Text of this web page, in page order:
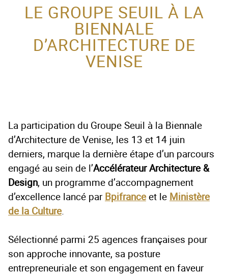
AMÉNAGEUR
ACTEUR DE LA
PROTECTION DE
L’ENFANCE
L’ENFANCE
LE GROUPE SEUIL À LA
BIENNALE
D’ARCHITECTURE DE
VENISE
La participation du Groupe Seuil à la Biennale
d’Architecture de Venise, les 13 et 14 juin
derniers, marque la dernière étape d’un parcours
engagé au sein de l’Accélérateur Architecture &
Design, un programme d’accompagnement
d’excellence lancé parBpifranceet le Ministère
de la Culture.
Sélectionné parmi 25 agences françaises pour
son approche innovante, sa posture
entrepreneuriale et son engagement en faveur